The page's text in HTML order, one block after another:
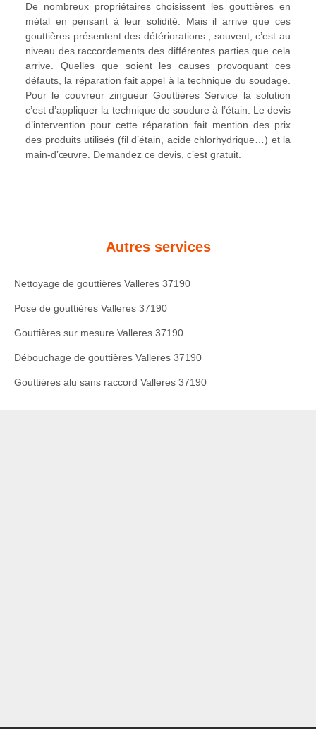
De nombreux propriétaires choisissent les gouttières en
métal en pensant à leur solidité. Mais il arrive que ces
gouttières présentent des détériorations ; souvent, c’est au
niveau des raccordements des différentes parties que cela
arrive. Quelles que soient les causes provoquant ces
défauts, la réparation fait appel à la technique du soudage.
Pour le couvreur zingueur Gouttières Service la solution
c’est d’appliquer la technique de soudure à l’étain. Le devis
d’intervention pour cette réparation fait mention des prix
des produits utilisés (fil d’étain, acide chlorhydrique…) et la
main-d’œuvre. Demandez ce devis, c’est gratuit.
Autres services
Nettoyage de gouttières Valleres 37190
Pose de gouttières Valleres 37190
Gouttières sur mesure Valleres 37190
Débouchage de gouttières Valleres 37190
Gouttières alu sans raccord Valleres 37190